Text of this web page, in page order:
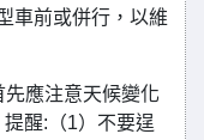
車前或併行，以維
應注意天候變化
醒:（1）不要逞